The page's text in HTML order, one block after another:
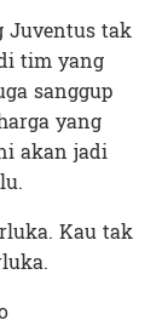
Juventus tak
tim yang
sanggup
yang
akan jadi
Kau tak